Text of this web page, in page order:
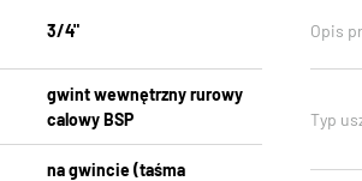
3/4"
gwint wewnętrzny rurowy
calowy BSP
na gwincie (taśma
Opis
Typ